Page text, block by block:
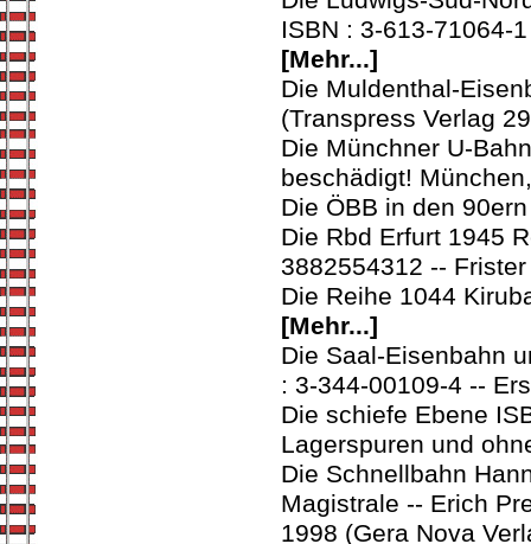
ISBN : 3-613-71064-
[Mehr...]
Die Muldenthal-
(Transpress Verlag
Die Münchner U-
beschädigt!
Die ÖBB in den
Die Rbd Erfurt 1945
3882554312 --
Die Reihe 1044
[Mehr...]
Die Saal-Eisenbahn
: 3-344-00109-4 --
Die schiefe Ebene
Lagerspuren und
Die Schnellbahn
Magistrale -- Erich
1998 (Gera Nova